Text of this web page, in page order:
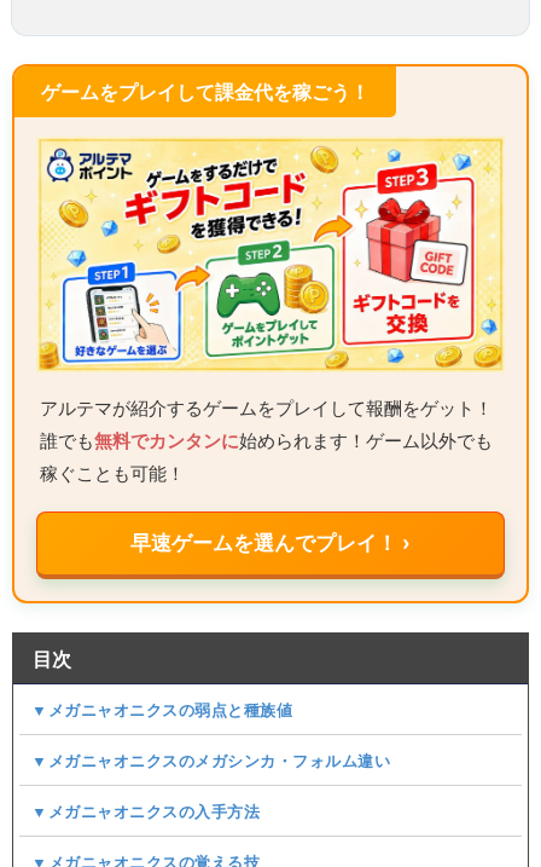
ゲームをプレイして課金代を稼ごう！
アルテマが紹介するゲームをプレイして報酬をゲット！
誰でも無料でカンタンに始められます！ゲーム以外でも
稼ぐことも可能！
早速ゲームを選んでプレイ！ ›
目次
▼メガニャオニクスの弱点と種族値
▼メガニャオニクスのメガシンカ・フォルム違い
▼メガニャオニクスの入手方法
▼メガニャオニクスの覚える技